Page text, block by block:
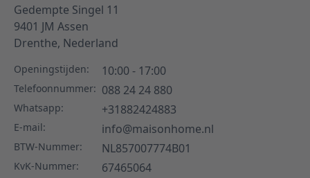
Gedempte Singel 11
9401 JM Assen
Drenthe, Nederland
Openingstijden: 10:00 - 17:00
Telefoonnummer: 088 24 24 880
Whatsapp: +31882424883
E-mail: info@maisonhome.nl
BTW-Nummer: NL857007774B01
KvK-Nummer: 67465064